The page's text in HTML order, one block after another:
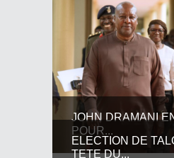
JOHN DRAMANI
POUR...
ELECTION DE
TETE DU...